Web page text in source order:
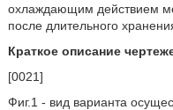
охлаждающим действием
после длительного
Краткое описание
[0021]
Фиг.1 - вид варианта